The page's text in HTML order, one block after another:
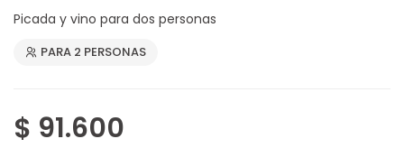
Picada y vino para dos personas
PARA 2 PERSONAS
$ 91.600